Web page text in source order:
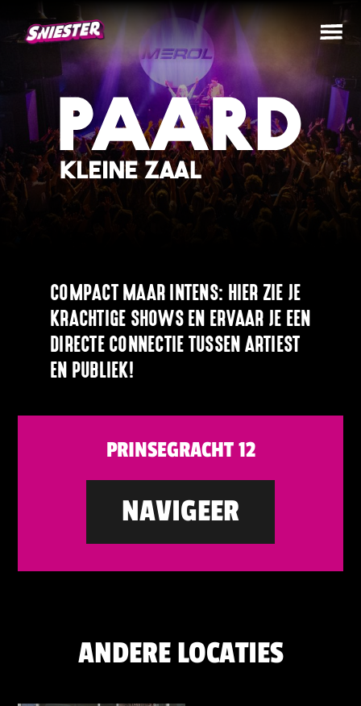
COMPACT MAAR INTENS: HIER ZIE JE
KRACHTIGE SHOWS EN ERVAAR JE EEN
DIRECTE CONNECTIE TUSSEN ARTIEST
EN PUBLIEK!
PRINSEGRACHT 12
NAVIGEER
ANDERE LOCATIES